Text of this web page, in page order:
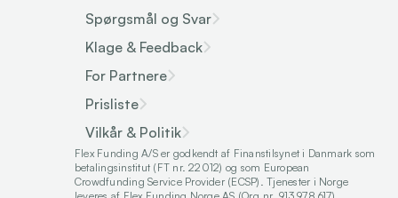
Spørgsmål og Svar
Klage & Feedback
For Partnere
Prisliste
Vilkår & Politik
Flex Funding A/S er godkendt af Finanstilsynet i Danmark som
betalingsinstitut (FT nr. 22012) og som European
Crowdfunding Service Provider (ECSP). Tjenester i Norge